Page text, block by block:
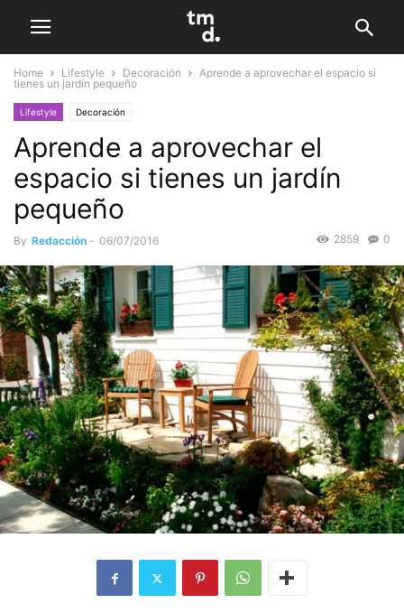
Home Lifestyle Decoración
Aprende a aprovechar el espacio si
tienes un jardín pequeño
Lifestyle Decoración
Aprende a aprovechar el
espacio si tienes un jardín
pequeño
By Redacción - 06/07/2016 0
2859